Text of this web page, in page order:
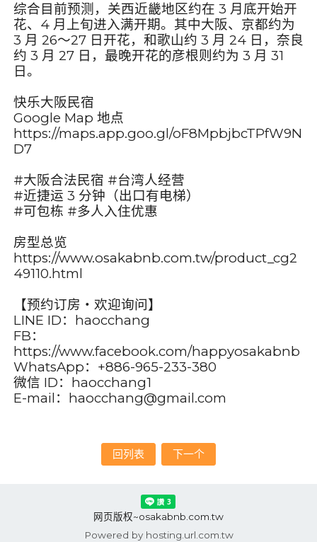
综合目前预测，关西近畿地区约在 3 月底开始开
花、4 月上旬进入满开期。其中大阪、京都约为
3 月 26～27 日开花，和歌山约 3 月 24 日，奈良
约 3 月 27 日，最晚开花的彦根则约为 3 月 31
日。
快乐大阪民宿
Google Map 地点
https://maps.app.goo.gl/oF8MpbjbcTPfW9N
D7
#大阪合法民宿 #台湾人经营
#近捷运 3 分钟（出口有电梯）
#可包栋 #多人入住优惠
房型总览
https://www.osakabnb.com.tw/product_cg2
49110.html
【预约订房・欢迎询问】
LINE ID：haocchang
FB：
https://www.facebook.com/happyosakabnb
WhatsApp：+886-965-233-380
微信 ID：haocchang1
E-mail：haocchang@gmail.com
回列表 下一个
网页版权~osakabnb.com.tw
Powered by hosting.url.com.tw